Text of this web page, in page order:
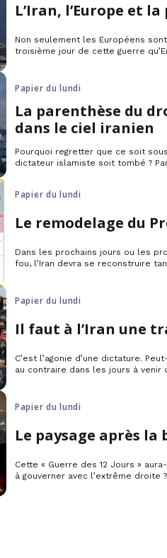
L’Iran, l’Europe et
Non seulement les Européens
troisième jour de cette guerre
Papier du lundi
La parenthèse du
dans le ciel iranien
Pourquoi regretter que ce soit
dictateur islamiste soit tombé ?
Papier du lundi
Le remodelage du
Dans les prochains jours ou les
fou, l’Iran devra se reconstruire
Papier du lundi
Il faut à l’Iran une
C’est l’agonie d’une dictature.
au contraire dans les jours à venir
Papier du lundi
Le paysage après
Cette « Guerre des 12 Jours »
à gouverner avec l’extrême